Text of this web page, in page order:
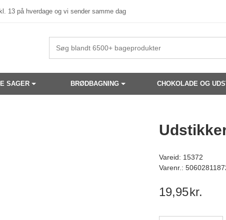
13 på hverdage og vi sender samme dag
SAGER BRØDBAGNING CHOKOLADE OG
produkter have din
Vareid: 15372
Varenr.:
19,95kr.